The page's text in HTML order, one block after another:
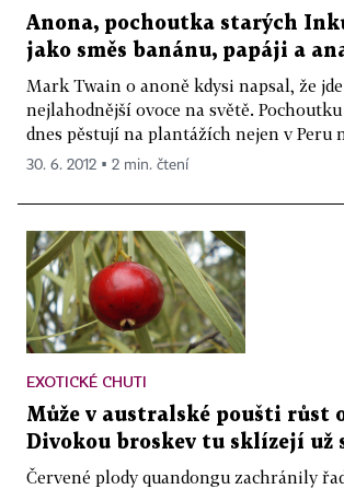
Anona, pochoutka starých
jako směs banánu, papáji a
Mark Twain o anoně kdysi napsal, že
nejlahodnější ovoce na světě.
dnes pěstují na plantážích nejen v Peru
30. 6. 2012 ▪ 2 min. čtení
EXOTICKÉ CHUTI
Může v australské poušti růst
Divokou broskev tu sklízejí už
Červené plody quandongu zachránily